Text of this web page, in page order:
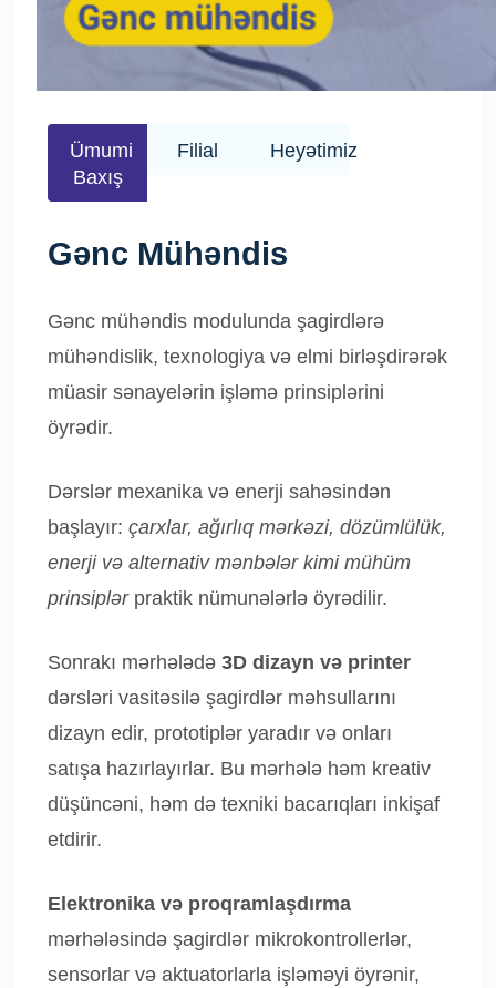
Ümumi
Baxış
Filial Heyətimiz
Gənc Mühəndis
Gənc mühəndis modulunda şagirdlərə
mühəndislik, texnologiya və elmi birləşdirərək
müasir sənayelərin işləmə prinsiplərini
öyrədir.
Dərslər mexanika və enerji sahəsindən
başlayır: çarxlar, ağırlıq mərkəzi, dözümlülük,
enerji və alternativ mənbələr kimi mühüm
prinsiplər praktik nümunələrlə öyrədilir.
Sonrakı mərhələdə 3D dizayn və printer
dərsləri vasitəsilə şagirdlər məhsullarını
dizayn edir, prototiplər yaradır və onları
satışa hazırlayırlar. Bu mərhələ həm kreativ
düşüncəni, həm də texniki bacarıqları inkişaf
etdirir.
Elektronika və proqramlaşdırma
mərhələsində şagirdlər mikrokontrollerlər,
sensorlar və aktuatorlarla işləməyi öyrənir,